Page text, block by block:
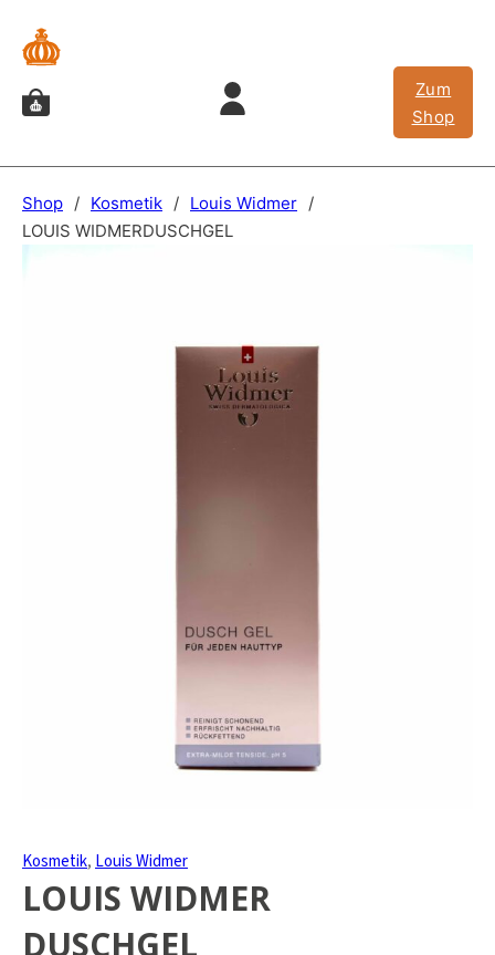
Zum
Shop
Shop / Kosmetik / Louis Widmer /
LOUIS WIDMERDUSCHGEL
Kosmetik, Louis Widmer
LOUIS WIDMER
DUSCHGEL